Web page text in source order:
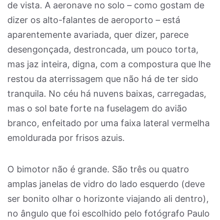
de vista. A aeronave no solo – como gostam de
dizer os alto-falantes de aeroporto – está
aparentemente avariada, quer dizer, parece
desengonçada, destroncada, um pouco torta,
mas jaz inteira, digna, com a compostura que lhe
restou da aterrissagem que não há de ter sido
tranquila. No céu há nuvens baixas, carregadas,
mas o sol bate forte na fuselagem do avião
branco, enfeitado por uma faixa lateral vermelha
emoldurada por frisos azuis.
O bimotor não é grande. São três ou quatro
amplas janelas de vidro do lado esquerdo (deve
ser bonito olhar o horizonte viajando ali dentro),
no ângulo que foi escolhido pelo fotógrafo Paulo